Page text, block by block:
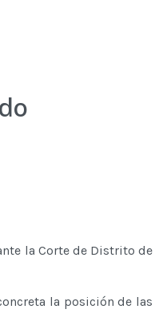
la Corte de Distrito de
la posición de las